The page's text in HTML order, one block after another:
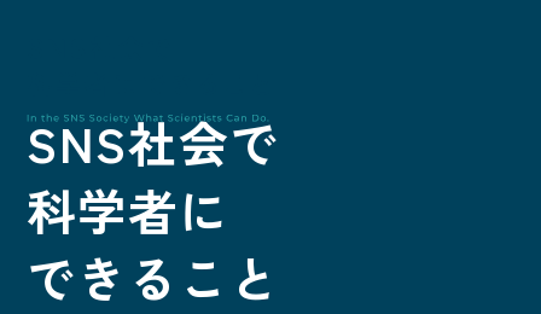
SNS社会で
科学者に
できること